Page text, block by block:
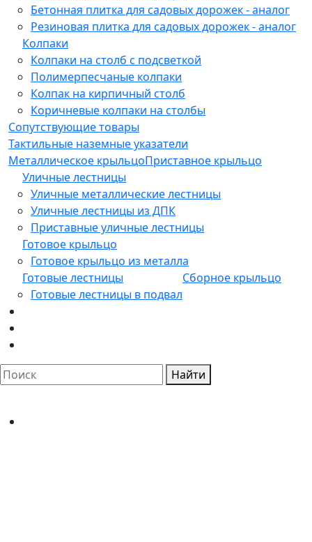
Бетонная плитка для садовых дорожек - аналог
Резиновая плитка для садовых дорожек - аналог
Колпаки
Колпаки на столб с подсветкой
Полимерпесчаные колпаки
Колпак на кирпичный столб
Коричневые колпаки на столбы
Сопутствующие товары
Тактильные наземные указатели
Металлическое крыльцоПриставное крыльцо
Уличные лестницы
Уличные металлические лестницы
Уличные лестницы из ДПК
Приставные уличные лестницы
Готовое крыльцо
Готовое крыльцо из металла
Готовые лестницы
Готовые лестницы в подвал
Сборное крыльцо
Найти